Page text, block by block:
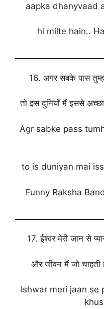
aapka dhanyvaad
hi milte hain..
16. अगर सबके पास
तो इस दुनियाँ मैं इससे अच्छा
Agr sabke pass
to is duniyan mai
Funny Raksha
17. ईश्वर मेरी जान से
और जीवन मैं जो चाहती
Ishwar meri jaan se